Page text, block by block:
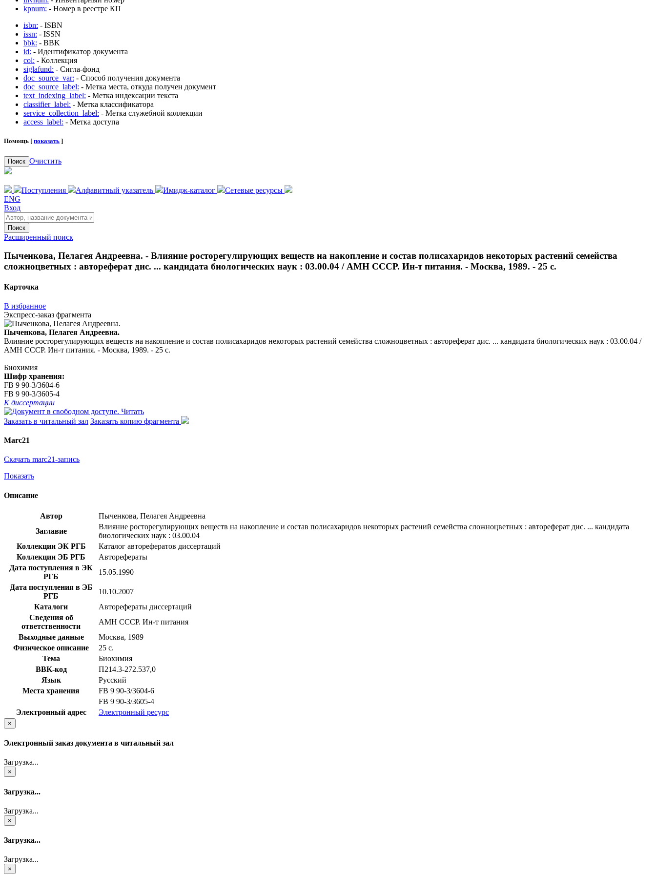
kpnum: - Номер в реестре КП
isbn: - ISBN
issn: - ISSN
bbk: - BBK
id: - Идентификатор документа
col: - Коллекция
siglafund: - Сигла-фонд
doc_source_var: - Способ получения документа
doc_source_label: - Метка места, откуда получен документ
text_indexing_label: - Метка индексации текста
classifier_label: - Метка классификатора
service_collection_label: - Метка служебной коллекции
access_label: - Метка доступа
Помощь [ показать ]
Поиск Очистить
Поступления Алфавитный указатель Имидж-каталог
Сетевые ресурсы
ENG
Вход
Поиск
Расширенный поиск
Пыченкова, Пелагея Андреевна. - Влияние росторегулирующих веществ на накопление и состав полисахаридов некоторых растений семейства
сложноцветных : автореферат дис. ... кандидата биологических наук : 03.00.04 / АМН СССР. Ин-т питания. - Москва, 1989. - 25 с.
Карточка
В избранное
Экспресс-заказ фрагмента
Пыченкова, Пелагея Андреевна.
Влияние росторегулирующих веществ на накопление и состав полисахаридов некоторых растений семейства сложноцветных : автореферат дис. ... кандидата биологических наук : 03.00.04 /
АМН СССР. Ин-т питания. - Москва, 1989. - 25 с.
Биохимия
Шифр хранения:
FB 9 90-3/3604-6
FB 9 90-3/3605-4
К диссертации
Читать
Заказать в читальный зал Заказать копию фрагмента
Marc21
Скачать marc21-запись
Показать
Описание
Автор
Пыченкова, Пелагея Андреевна
Заглавие
Влияние росторегулирующих веществ на накопление и состав полисахаридов некоторых растений семейства сложноцветных : автореферат дис. ... кандидата
биологических наук : 03.00.04
Коллекции ЭК РГБ
Каталог авторефератов диссертаций
Коллекции ЭБ РГБ
Авторефераты
Дата поступления в ЭК
РГБ
15.05.1990
Дата поступления в ЭБ
РГБ
10.10.2007
Каталоги
Авторефераты диссертаций
Сведения об
ответственности
АМН СССР. Ин-т питания
Выходные данные
Москва, 1989
Физическое описание
25 с.
Тема
Биохимия
BBK-код
П214.3-272.537,0
Язык
Русский
Места хранения
FB 9 90-3/3604-6
FB 9 90-3/3605-4
Электронный адрес
Электронный ресурс
×
Электронный заказ документа в читальный зал
Загрузка...
×
Загрузка...
Загрузка...
×
Загрузка...
Загрузка...
×